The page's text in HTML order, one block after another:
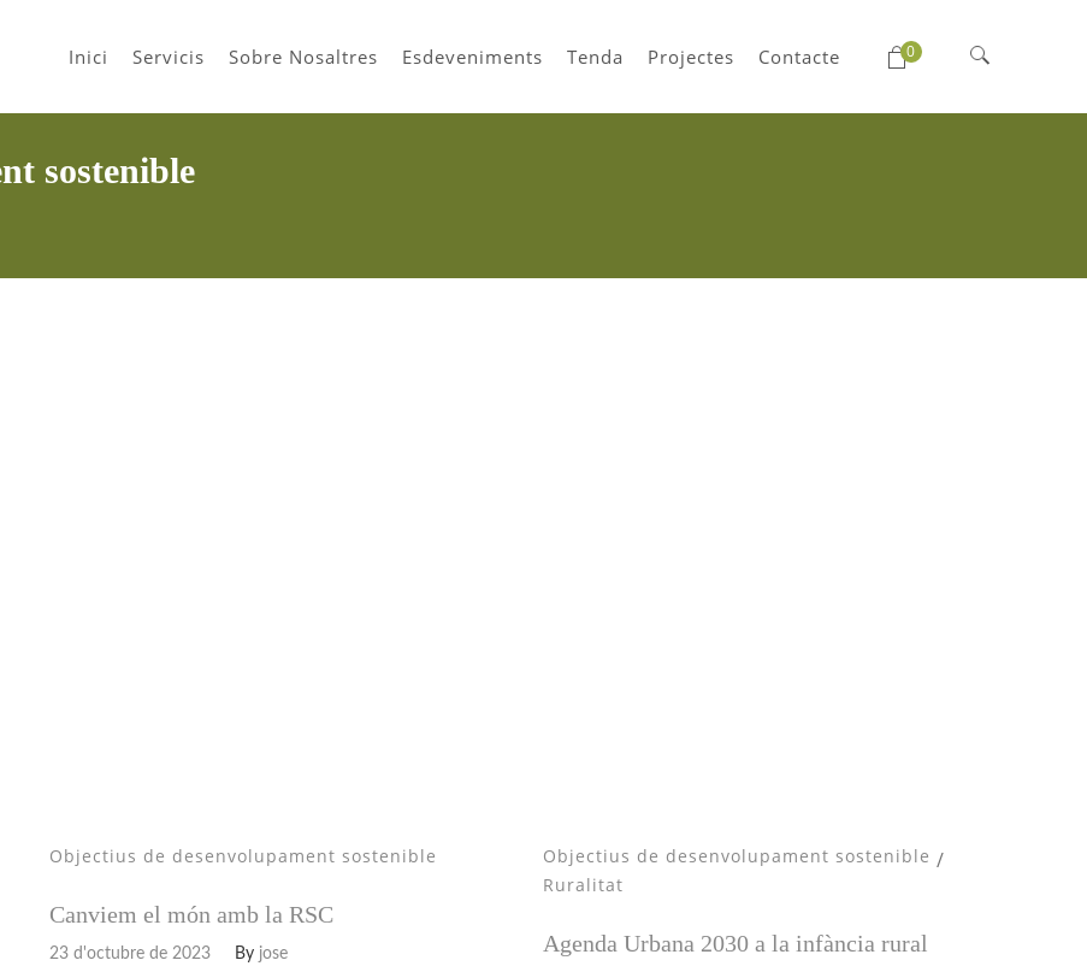
Inici Servicis Sobre Nosaltres Esdeveniments Tenda Projectes Contacte 0
sostenible
Objectius de desenvolupament sostenible
Canviem el món amb la RSC
23 d'octubre de 2023 By jose
Objectius de desenvolupament sostenible /
Ruralitat
Agenda Urbana 2030 a la infància rural